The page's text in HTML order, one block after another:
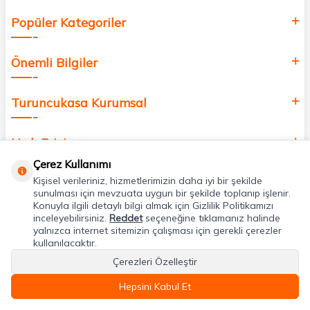
Popüler Kategoriler
Önemli Bilgiler
Turuncukasa Kurumsal
Hızlı Erişim
Uygulamalarımız
Adres & İletişim
Çerez Kullanımı
Kişisel verileriniz, hizmetlerimizin daha iyi bir şekilde
sunulması için mevzuata uygun bir şekilde toplanıp işlenir.
Konuyla ilgili detaylı bilgi almak için Gizlilik Politikamızı
inceleyebilirsiniz. Reddetseçeneğine tıklamanız halinde
yalnızca internet sitemizin çalışması için gerekli çerezler
kullanılacaktır.
Çerezleri Özelleştir
Hepsini Kabul Et